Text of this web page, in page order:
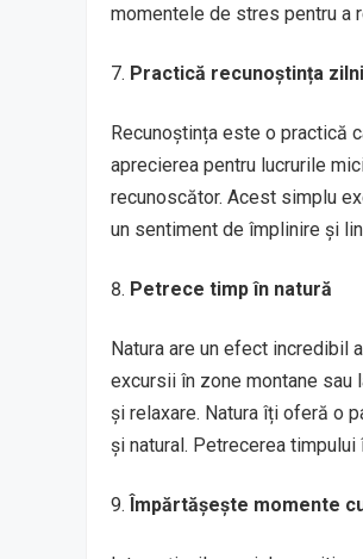
momentele de stres pentru a
Practică recunoștința
Recunoștința este o practică
aprecierea pentru lucrurile
recunoscător. Acest simplu
un sentiment de împlinire și
Petrece timp în natură
Natura are un efect incredibil
excursii în zone montane
și relaxare. Natura îți oferă o
și natural. Petrecerea
Împărtășește momente